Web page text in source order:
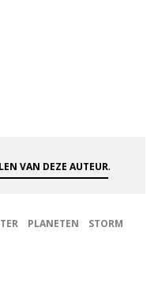
VAN DEZE AUTEUR.
PLANETEN
STORM